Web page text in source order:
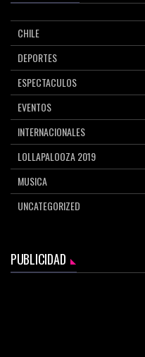
CHILE
DEPORTES
ESPECTACULOS
EVENTOS
INTERNACIONALES
LOLLAPALOOZA 2019
MUSICA
UNCATEGORIZED
PUBLICIDAD